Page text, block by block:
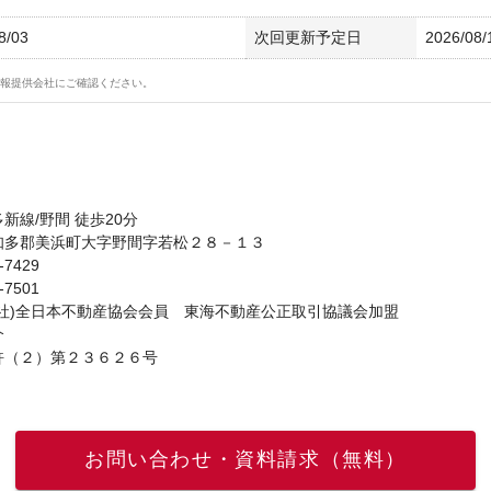
03 次回更新予定日 2026/08/
提供会社にご確認ください。
線/野間 徒歩20分
郡美浜町大字野間字若松２８－１３
7429
)全日本不動産協会会員 東海不動産公正取引協議会加盟
２）第２３６２６号
お問い合わせ・資料請求（無料）